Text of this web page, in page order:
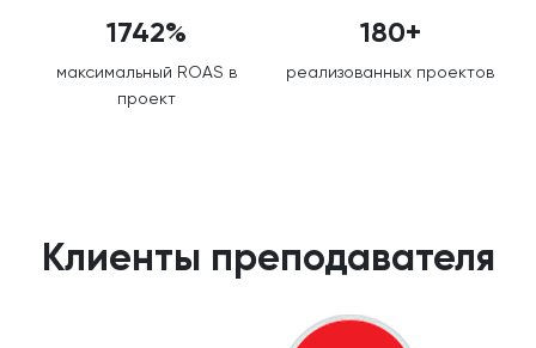
1742%
максимальный ROAS в
проект
180+
реализованных проектов
Клиенты преподавателя